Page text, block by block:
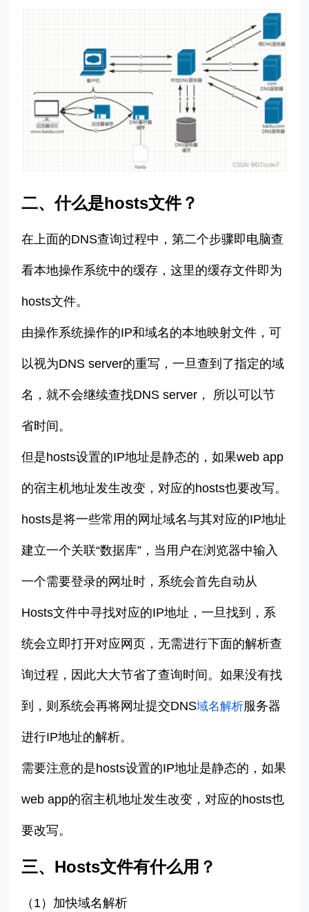
二、什么是hosts文件？
在上面的DNS查询过程中，第二个步骤即电脑查
看本地操作系统中的缓存，这里的缓存文件即为
hosts文件。
由操作系统操作的IP和域名的本地映射文件，可
以视为DNS server的重写，一旦查到了指定的域
名，就不会继续查找DNS server， 所以可以节
省时间。
但是hosts设置的IP地址是静态的，如果web app
的宿主机地址发生改变，对应的hosts也要改写。
hosts是将一些常用的网址域名与其对应的IP地址
建立一个关联“数据库”，当用户在浏览器中输入
一个需要登录的网址时，系统会首先自动从
Hosts文件中寻找对应的IP地址，一旦找到，系
统会立即打开对应网页，无需进行下面的解析查
询过程，因此大大节省了查询时间。如果没有找
到，则系统会再将网址提交DNS域名解析服务器
进行IP地址的解析。
需要注意的是hosts设置的IP地址是静态的，如果
web app的宿主机地址发生改变，对应的hosts也
要改写。
三、Hosts文件有什么用？
（1） 加快域名解析